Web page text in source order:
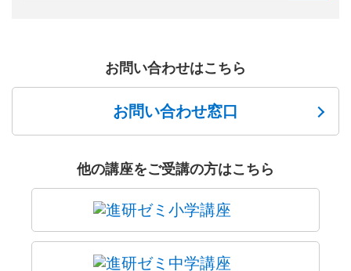
お問い合わせはこちら
お問い合わせ窓口
他の講座をご受講の方はこちら